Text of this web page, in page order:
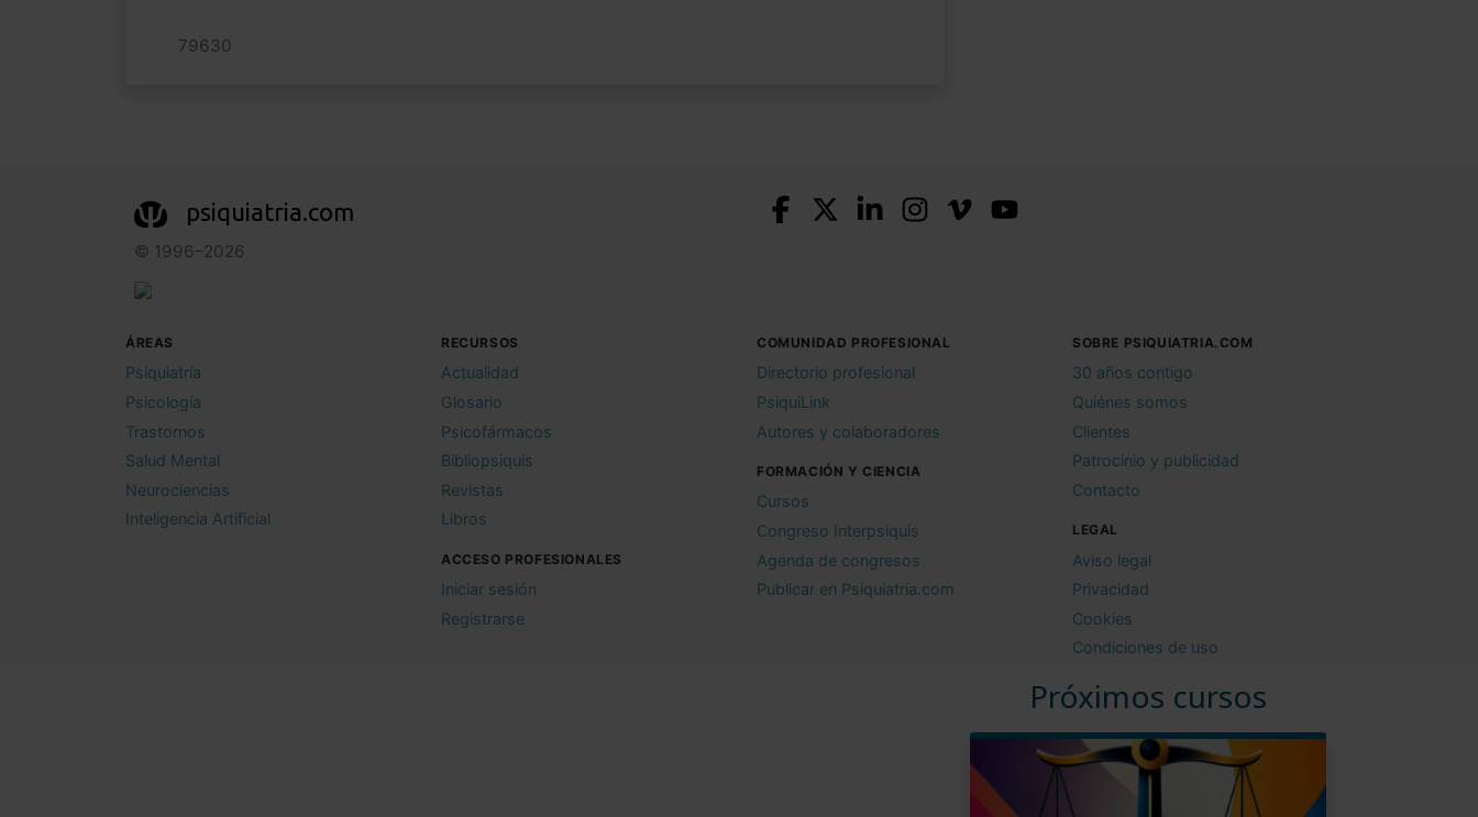
79630
Próximos cursos
psiquiatria.com
© 1996–2026
ÁREAS
Psiquiatría
Psicología
Trastornos
Salud Mental
Neurociencias
Inteligencia Artificial
RECURSOS
Actualidad
Glosario
Psicofármacos
Bibliopsiquis
Revistas
Libros
ACCESO PROFESIONALES
Iniciar sesión
Registrarse
COMUNIDAD PROFESIONAL
Directorio profesional
PsiquiLink
Autores y colaboradores
FORMACIÓN Y CIENCIA
Cursos
Congreso Interpsiquis
Agenda de congresos
Publicar en Psiquiatria.com
SOBRE PSIQUIATRIA.COM
30 años contigo
Quiénes somos
Clientes
Patrocinio y publicidad
Contacto
LEGAL
Aviso legal
Privacidad
Cookies
Condiciones de uso